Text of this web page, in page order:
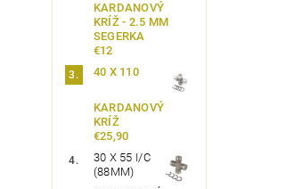
KARDANOVÝ
KRÍŽ - 2.5 MM
SEGERKA
€12
40 X 110
KARDANOVÝ
KRÍŽ
€25,90
30 X 55 I/C
(88MM)